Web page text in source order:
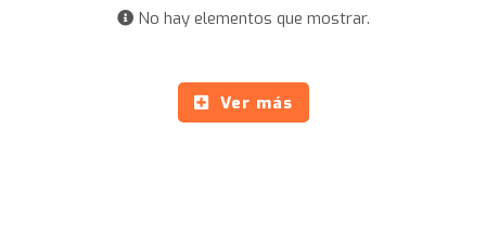
No hay elementos que mostrar.
Ver más